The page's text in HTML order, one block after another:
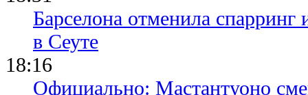
Барселона отменила спарринг
в Сеуте
18:16
Официально: Мастантуоно